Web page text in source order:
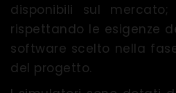
disponibili sul mercato;
rispettando le esigenze
software scelto nella
del progetto.